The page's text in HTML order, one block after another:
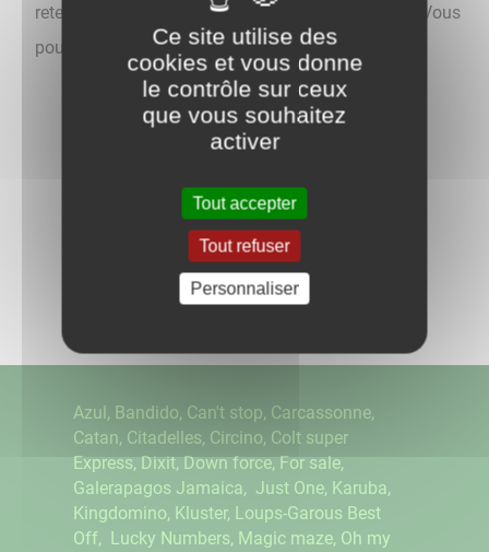
retenus dans le cadre dubudget participatif 2023
. Vous
pouvez proposez vos idées pour lebudget 2024
Retour aux actualités
Azul, Bandido, Can't stop, Carcassonne,
Catan, Citadelles, Circino, Colt super
Express, Dixit, Down force, For sale,
Galerapagos Jamaica, Just One, Karuba,
Kingdomino, Kluster, Loups-Garous Best
Off, Lucky Numbers, Magic maze, Oh my
Ce site utilise des
cookies et vous donne
le contrôle sur ceux
que vous souhaitez
activer
Tout accepter
Tout refuser
Personnaliser